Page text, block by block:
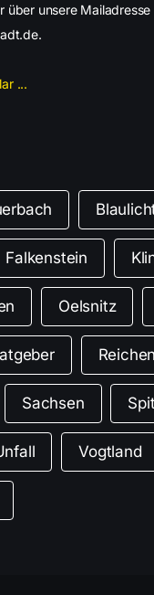
über unsere Mailadresse
...
Falkenstein
Oelsnitz
Sachsen
Vogtland